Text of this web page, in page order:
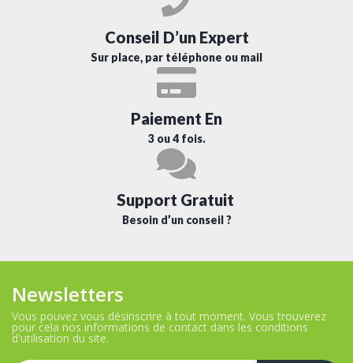
Conseil D’un Expert
Sur place, par téléphone ou mail
Paiement En
3 ou 4 fois.
Support Gratuit
Besoin d’un conseil ?
Newsletters
Vous pouvez vous désinscrire à tout moment. Vous trouverez
pour cela nos informations de contact dans les conditions
d'utilisation du site.